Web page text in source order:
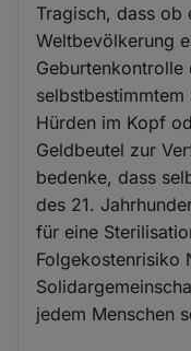
Tragisch, dass ob
Weltbevölkerung
Geburtenkontrolle
Hürden im Kopf
Geldbeutel zur
bedenke, dass
des 21.
für eine
Folgekostenrisiko
jedem Menschen